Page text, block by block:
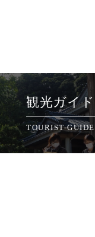
観光ガイド
TOURIST-GUIDE